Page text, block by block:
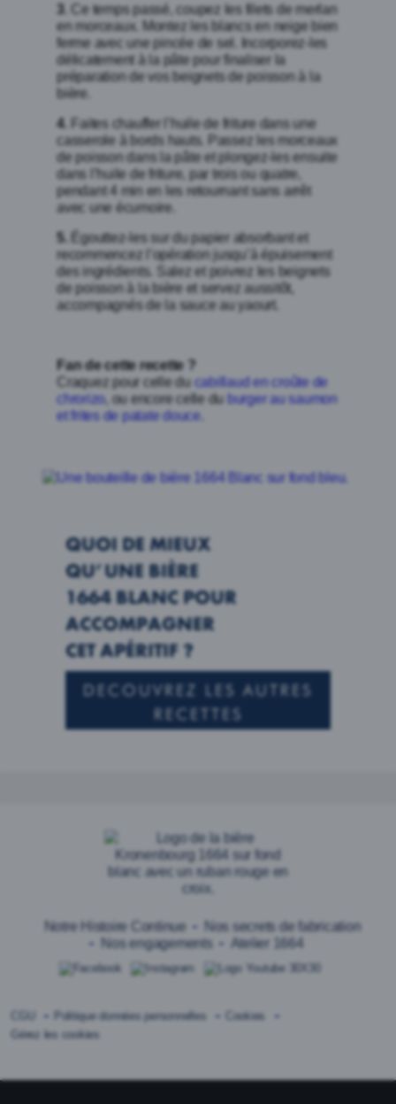
. Ce temps passé, coupez les filets de merlan
en morceaux. Montez les blancs en neige bien
ferme avec une pincée de sel. Incorporez-les
délicatement à la pâte pour finaliser la
préparation de vos beignets de poisson à la
bière.
4 . Faites chauffer l’huile de friture dans une
casserole à bords hauts. Passez les morceaux
de poisson dans la pâte et plongez-les ensuite
dans l’huile de friture, par trois ou quatre,
pendant 4 min en les retournant sans arrêt
avec une écumoire.
5.
Égouttez-les sur du papier absorbant et
recommencez l’opération jusqu’à épuisement
des ingrédients. Salez et poivrez les beignets
de poisson à la bière et servez aussitôt,
accompagnés de la sauce au yaourt.
Fan de cette recette ?
Craquez pour celle du cabillaud en croûte de
chrorizo, ou encore celle du burger au saumon
et frites de patate douce
QUOI DE MIEUX
QU’UNE BIÈRE
1664 BLANC POUR
ACCOMPAGNER
CET APÉRITIF ?
DECOUVREZ LES AUTRES
RECETTES
Notre Histoire Continue
Nos secrets de fabrication
Nos engagements
Atelier 1664
Politique données personnelles
Cookies
Gérez les cookies